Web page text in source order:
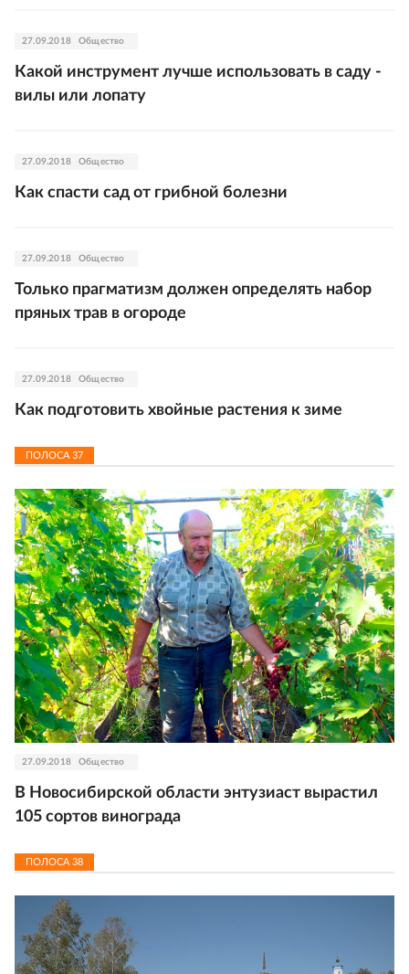
27.09.2018 Общество
Какой инструмент лучше использовать в саду -
вилы или лопату
27.09.2018 Общество
Как спасти сад от грибной болезни
27.09.2018 Общество
Только прагматизм должен определять набор
пряных трав в огороде
27.09.2018 Общество
Как подготовить хвойные растения к зиме
ПОЛОСА37
27.09.2018 Общество
В Новосибирской области энтузиаст вырастил
105 сортов винограда
ПОЛОСА 38